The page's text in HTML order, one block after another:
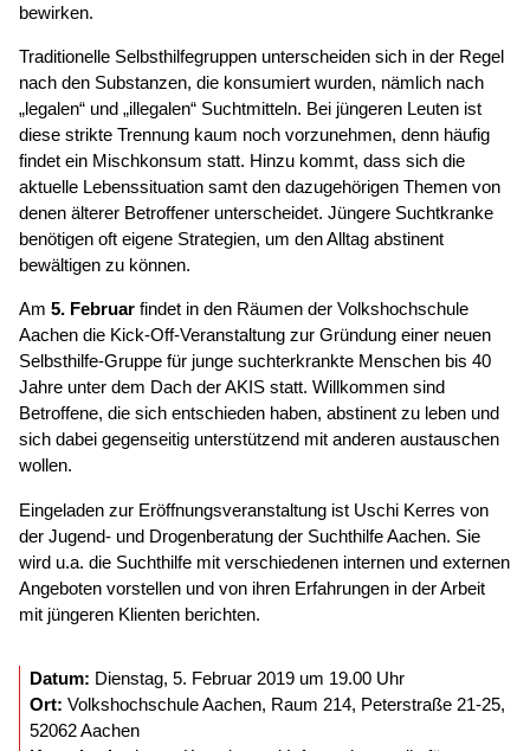
bewirken.
Traditionelle Selbsthilfegruppen unterscheiden sich in der Regel
nach den Substanzen, die konsumiert wurden, nämlich nach
„legalen“ und „illegalen“ Suchtmitteln. Bei jüngeren Leuten ist
diese strikte Trennung kaum noch vorzunehmen, denn häufig
findet ein Mischkonsum statt. Hinzu kommt, dass sich die
aktuelle Lebenssituation samt den dazugehörigen Themen von
denen älterer Betroffener unterscheidet. Jüngere Suchtkranke
benötigen oft eigene Strategien, um den Alltag abstinent
bewältigen zu können.
Am 5. Februar findet in den Räumen der Volkshochschule
Aachen die Kick-Off-Veranstaltung zur Gründung einer neuen
Selbsthilfe-Gruppe für junge suchterkrankte Menschen bis 40
Jahre unter dem Dach der AKIS statt. Willkommen sind
Betroffene, die sich entschieden haben, abstinent zu leben und
sich dabei gegenseitig unterstützend mit anderen austauschen
wollen.
Eingeladen zur Eröffnungsveranstaltung ist Uschi Kerres von
der Jugend- und Drogenberatung der Suchthilfe Aachen. Sie
wird u.a. die Suchthilfe mit verschiedenen internen und externen
Angeboten vorstellen und von ihren Erfahrungen in der Arbeit
mit jüngeren Klienten berichten.
Datum: Dienstag, 5. Februar 2019 um 19.00 Uhr
Ort: Volkshochschule Aachen, Raum 214, Peterstraße 21-25,
52062 Aachen